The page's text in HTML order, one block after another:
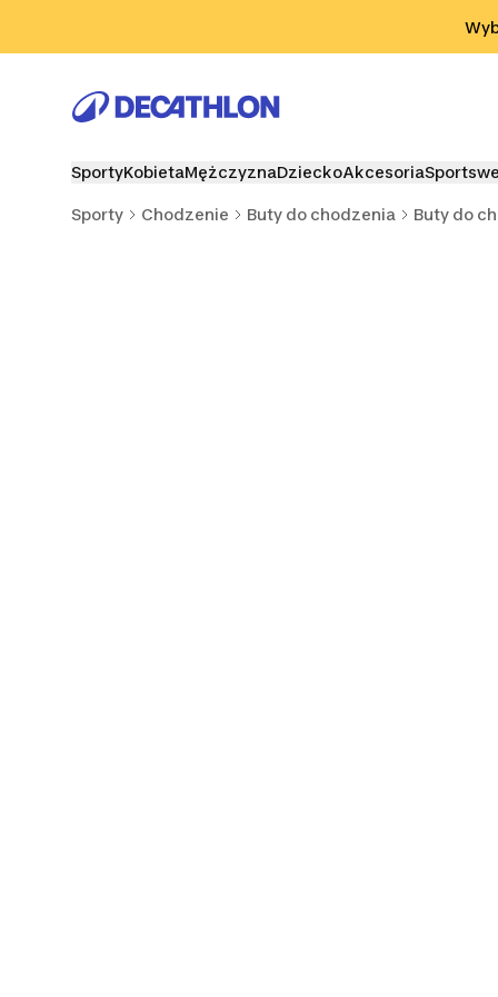
Przejdź
SportyKobietaMężczyznaDzieckoAkcesoria
Sporty Chodzenie Buty do chodzenia Buty do